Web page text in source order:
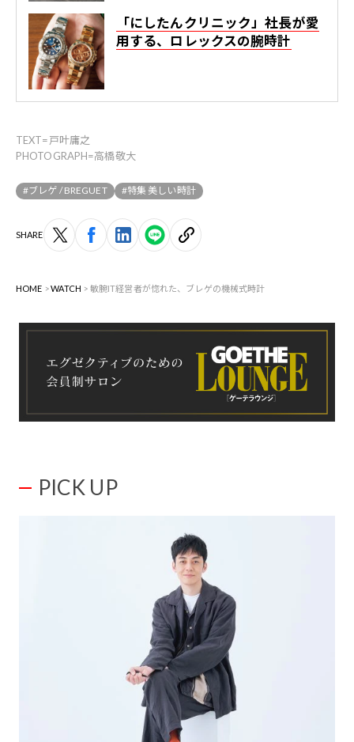
「にしたんクリニック」社長が愛
用する、ロレックスの腕時計
TEXT=戸叶庸之
PHOTOGRAPH=高橋敬大
#ブレゲ / BREGUET #特集 美しい時計
SHARE
HOME WATCH 敏腕IT経営者が惚れた、ブレゲの機械式時計
PICK UP